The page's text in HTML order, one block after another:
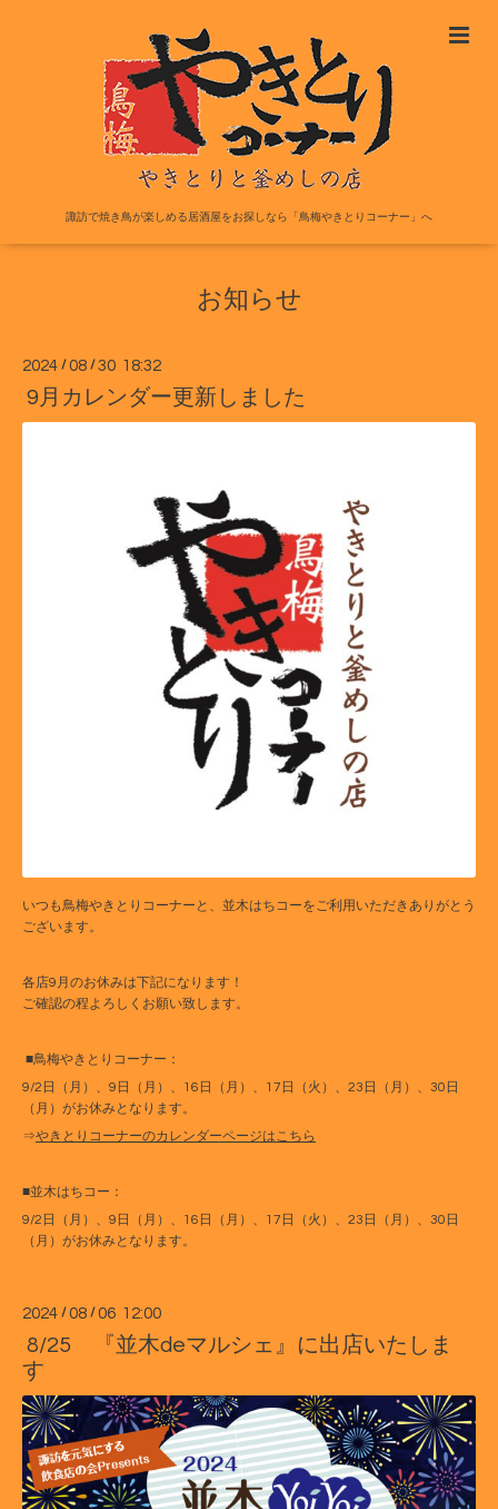
諏訪で焼き鳥が楽しめる居酒屋をお探しなら「鳥梅やきとりコーナー」へ
お知らせ
2024 /08 /30 18:32
9月カレンダー更新しました
いつも鳥梅やきとりコーナーと、並木はちコーをご利用いただきありがとう
ございます。
各店9月のお休みは下記になります！
ご確認の程よろしくお願い致します。
■鳥梅やきとりコーナー：
9/2日（月）、9日（月）、16日（月）、17日（火）、23日（月）、30日
（月）がお休みとなります。
⇒やきとりコーナーのカレンダーページはこちら
■並木はちコー：
9/2日（月）、9日（月）、16日（月）、17日（火）、23日（月）、30日
（月）がお休みとなります。
2024 /08 /06 12:00
8/25 『並木deマルシェ』に出店いたしま
す